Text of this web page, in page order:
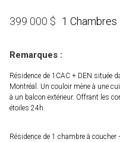
399 000 $ 1 Chambres
Remarques :
Résidence de 1CAC + DEN située
Montréal. Un couloir mène à une
à un balcon extérieur. Offrant les
étoiles 24h.
Résidence de 1 chambre à